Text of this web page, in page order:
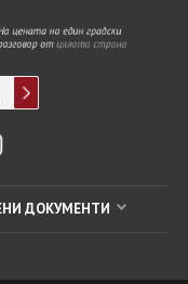
ДОКУМЕНТИ